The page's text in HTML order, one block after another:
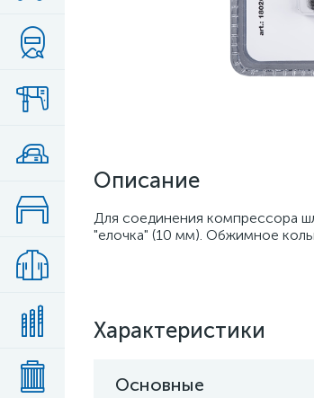
Описание
Для соединения компрессора
"елочка" (10 мм). Обжимное
Характеристики
Основные